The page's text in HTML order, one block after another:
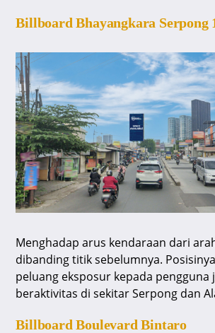
Billboard Bhayangkara Serpong
Menghadap arus kendaraan dari
dibanding titik sebelumnya.
peluang eksposur kepada pengguna
beraktivitas di sekitar Serpong dan
Billboard Boulevard Bintaro